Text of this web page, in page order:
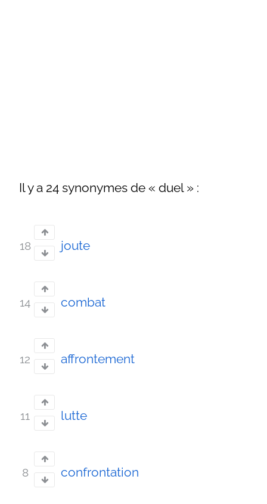
Il y a 24 synonymes de « duel » :
18 joute
14 combat
12 affrontement
11 lutte
8 confrontation